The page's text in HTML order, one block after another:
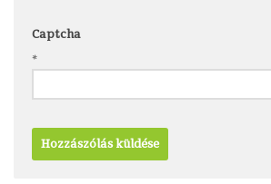
Captcha
*